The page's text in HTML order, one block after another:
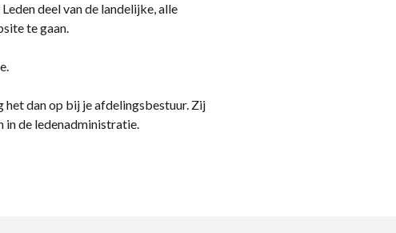
deel van de landelijke, alle
te gaan.
het dan op bij je afdelingsbestuur. Zij
in de ledenadministratie.